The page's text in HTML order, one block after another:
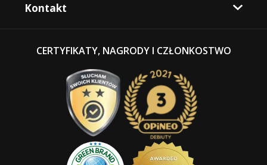
Kontakt
CERTYFIKATY, NAGRODY I CZŁONKOSTWO